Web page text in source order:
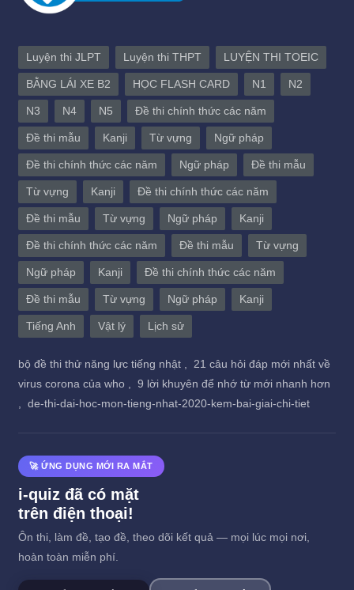
Luyện thi JLPT Luyện thi THPT LUYỆN THI TOEIC
BẰNG LÁI XE B2 HỌC FLASH CARD N1 N2
N3 N4 N5 Đề thi chính thức các năm
Đề thi mẫu Kanji Từ vựng Ngữ pháp
Đề thi chính thức các năm Ngữ pháp Đề thi mẫu
Từ vựng Kanji Đề thi chính thức các năm
Đề thi mẫu Từ vựng Ngữ pháp Kanji
Đề thi chính thức các năm Đề thi mẫu Từ vựng
Ngữ pháp Kanji Đề thi chính thức các năm
Đề thi mẫu Từ vựng Ngữ pháp Kanji
Tiếng Anh Vật lý Lịch sử
bộ đề thi thử năng lực tiếng nhật , 21 câu hỏi đáp mới nhất về
virus corona của who , 9 lời khuyên để nhớ từ mới nhanh hơn
, de-thi-dai-hoc-mon-tieng-nhat-2020-kem-bai-giai-chi-tiet
🚀 ỨNG DỤNG MỚI RA MẮT
i-quiz đã có mặt
trên điện thoại!
Ôn thi, làm đề, tạo đề, theo dõi kết quả — mọi lúc mọi nơi,
hoàn toàn miễn phí.